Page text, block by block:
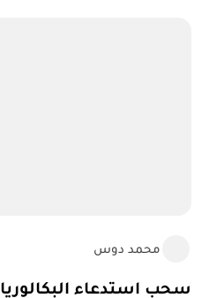
محمد دوس
سحب استدعاء البكالوريا 2019 أحرار